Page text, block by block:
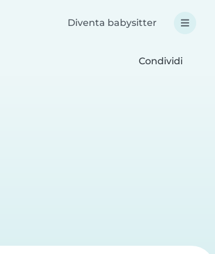
Diventa babysitter
Condividi